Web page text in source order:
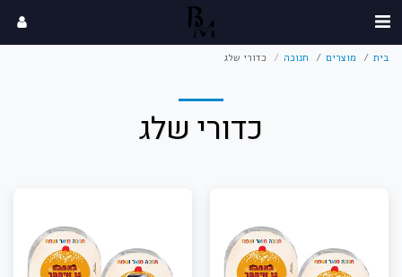
בית מוצרים חנוכה כדורי שלג
כדורי שלג